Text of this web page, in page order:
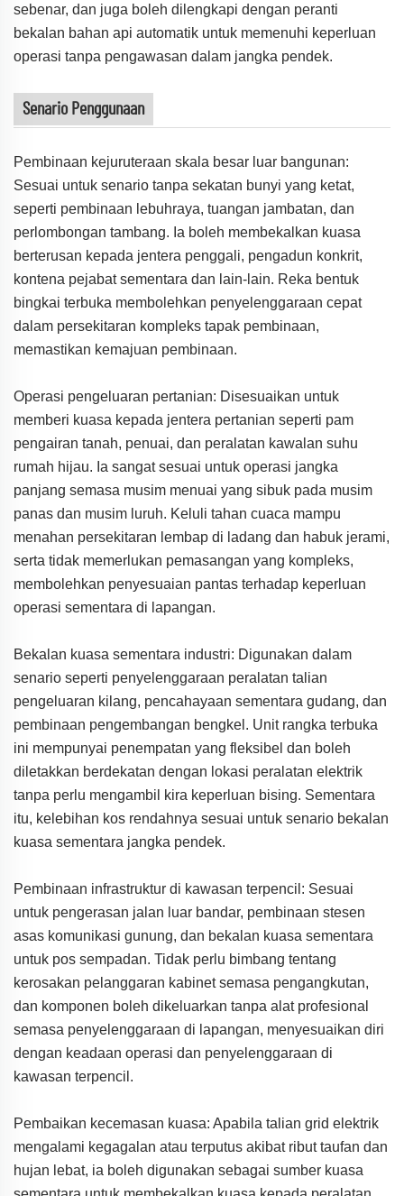
sebenar, dan juga boleh dilengkapi dengan peranti
bekalan bahan api automatik untuk memenuhi keperluan
operasi tanpa pengawasan dalam jangka pendek.
Senario Penggunaan
Pembinaan kejuruteraan skala besar luar bangunan:
Sesuai untuk senario tanpa sekatan bunyi yang ketat,
seperti pembinaan lebuhraya, tuangan jambatan, dan
perlombongan tambang. Ia boleh membekalkan kuasa
berterusan kepada jentera penggali, pengadun konkrit,
kontena pejabat sementara dan lain-lain. Reka bentuk
bingkai terbuka membolehkan penyelenggaraan cepat
dalam persekitaran kompleks tapak pembinaan,
memastikan kemajuan pembinaan.
Operasi pengeluaran pertanian: Disesuaikan untuk
memberi kuasa kepada jentera pertanian seperti pam
pengairan tanah, penuai, dan peralatan kawalan suhu
rumah hijau. Ia sangat sesuai untuk operasi jangka
panjang semasa musim menuai yang sibuk pada musim
panas dan musim luruh. Keluli tahan cuaca mampu
menahan persekitaran lembap di ladang dan habuk jerami,
serta tidak memerlukan pemasangan yang kompleks,
membolehkan penyesuaian pantas terhadap keperluan
operasi sementara di lapangan.
Bekalan kuasa sementara industri: Digunakan dalam
senario seperti penyelenggaraan peralatan talian
pengeluaran kilang, pencahayaan sementara gudang, dan
pembinaan pengembangan bengkel. Unit rangka terbuka
ini mempunyai penempatan yang fleksibel dan boleh
diletakkan berdekatan dengan lokasi peralatan elektrik
tanpa perlu mengambil kira keperluan bising. Sementara
itu, kelebihan kos rendahnya sesuai untuk senario bekalan
kuasa sementara jangka pendek.
Pembinaan infrastruktur di kawasan terpencil: Sesuai
untuk pengerasan jalan luar bandar, pembinaan stesen
asas komunikasi gunung, dan bekalan kuasa sementara
untuk pos sempadan. Tidak perlu bimbang tentang
kerosakan pelanggaran kabinet semasa pengangkutan,
dan komponen boleh dikeluarkan tanpa alat profesional
semasa penyelenggaraan di lapangan, menyesuaikan diri
dengan keadaan operasi dan penyelenggaraan di
kawasan terpencil.
Pembaikan kecemasan kuasa: Apabila talian grid elektrik
mengalami kegagalan atau terputus akibat ribut taufan dan
hujan lebat, ia boleh digunakan sebagai sumber kuasa